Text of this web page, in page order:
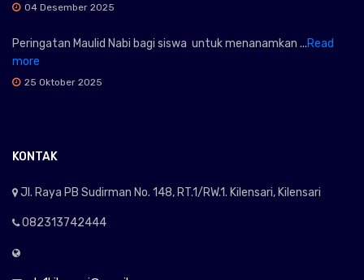
04 Desember 2025
Peringatan Maulid Nabi bagi siswa untuk menanamkan ...Read
more
25 Oktober 2025
KONTAK
Jl. Raya PB Sudirman No. 148, RT.1/RW.1. Kilensari, Kilensari
082313742444